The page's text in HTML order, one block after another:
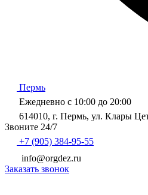
Пермь
Ежедневно с 10:00 до 20:00
614010, г. Пермь, ул. Клары
Звоните 24/7
+7 (905) 384-95-55
info@orgdez.ru
Заказать звонок